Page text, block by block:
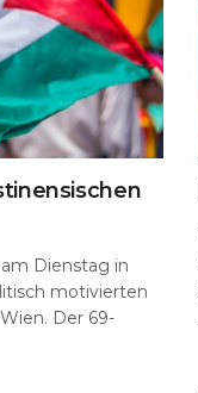
Dienstag in
motivierten
Der 69-